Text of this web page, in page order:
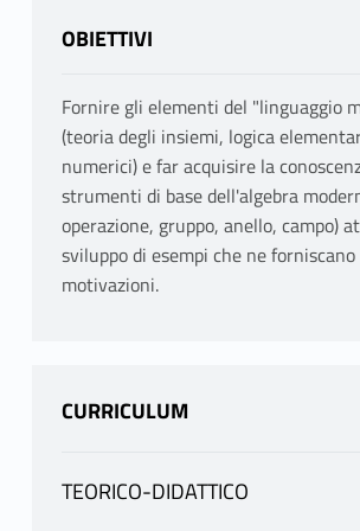
OBIETTIVI
Fornire gli elementi del "linguaggio
(teoria degli insiemi, logica
numerici) e far acquisire la
strumenti di base dell'algebra
operazione, gruppo, anello, campo)
sviluppo di esempi che ne
motivazioni.
CURRICULUM
TEORICO-DIDATTICO